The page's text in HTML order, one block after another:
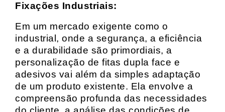
Fixações Industriais:
Em um mercado exigente como o
industrial, onde a segurança, a eficiência
e a durabilidade são primordiais, a
personalização de fitas dupla face e
adesivos vai além da simples adaptação
de um produto existente. Ela envolve a
compreensão profunda das necessidades